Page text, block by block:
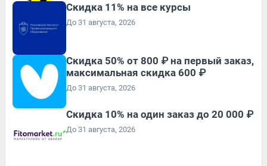
Скидка 11% на все курсы
До 31 августа, 2026
Скидка 50% от 800 ₽ на первый заказ,
максимальная скидка 600 ₽
До 31 августа, 2026
Скидка 10% на один заказ до 20 000 ₽
До 31 августа, 2026